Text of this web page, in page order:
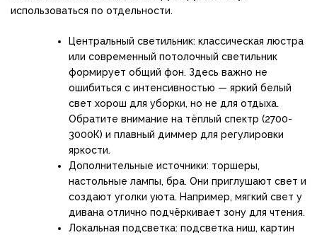
использоваться по отдельности.
Центральный светильник: классическая люстра
или современный потолочный светильник
формирует общий фон. Здесь важно не
ошибиться с интенсивностью — яркий белый
свет хорош для уборки, но не для отдыха.
Обратите внимание на тёплый спектр (2700-
3000К) и плавный диммер для регулировки
яркости.
Дополнительные источники: торшеры,
настольные лампы, бра. Они приглушают свет и
создают уголки уюта. Например, мягкий свет у
дивана отлично подчёркивает зону для чтения.
Локальная подсветка: подсветка ниш, картин